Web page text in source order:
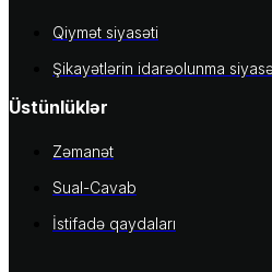
Qiymət siyasəti
Şikayətlərin idarəolunma
Üstünlüklər
Zəmanət
Sual-Cavab
İstifadə qaydaları